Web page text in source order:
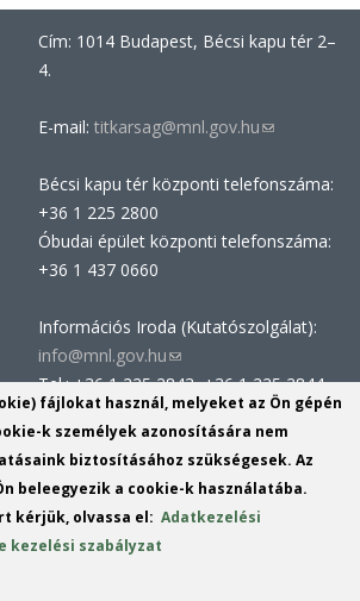
Cím: 1014 Budapest, Bécsi kapu tér 2–
4.
E-mail: titkarsag@mnl.gov.hu(link
e-
Bécsi kapu tér központi telefonszáma:
+36 1 225 2800
Óbudai épület központi telefonszáma:
+36 1 437 0660
Információs Iroda (Kutatószolgálat):
info@mnl.gov.hu(link
sends
e-
mail)
Tel.: +36 1 225 2843, +36 1 225 2844
Postacím: 1014 Budapest, Bécsi kapu
tér 2-4.
Felnőttképzési nyilvántartási szám:
B/2020/002162
Engedélyszám: E/2020/000419
fájlokat használ, melyeket az Ön gépén
k személyek azonosítására nem
biztosításához szükségesek. Az
beleegyezik a cookie-k használatába.
kérjük, olvassa el:Adatkezelési
kezelési szabályzat